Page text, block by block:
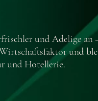
und Adelige
und
und Hotellerie.